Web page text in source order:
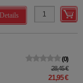
Details
0
28,45 €
21,95 €